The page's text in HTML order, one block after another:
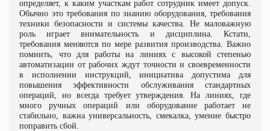
определяет, к каким участкам работ сотрудник имеет допуск.
Обычно это требования по знанию оборудования, требования
техники безопасности и системы качества. Не маловажную
роль играет внимательность и дисциплина. Кстати,
требования меняются по мере развития производства. Важно
помнить, что для работы на линиях с высокой степенью
автоматизации от рабочих ждут точности и своевременности
в исполнении инструкций, инициатива допустима для
повышения эффективности обслуживания стандартных
операций, но всегда требует утверждения. На линиях, где
много ручных операций или оборудование работает не
стабильно, важна универсальность, смекалка, умение быстро
поправить сбой.